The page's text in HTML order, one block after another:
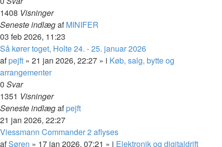
1408 Visninger
Seneste indlægafMINIFER
03 feb 2026, 11:23
Så kører toget, Holte 24. - 25. januar 2026
afpejft » 21 jan 2026, 22:27 » i Køb, salg, bytte og
arrangementer
0 Svar
1351 Visninger
Seneste indlægafpejft
21 jan 2026, 22:27
Viessmann Commander 2 aflyses
afSøren » 17 jan 2026, 07:21 » i Elektronik og digitaldrift